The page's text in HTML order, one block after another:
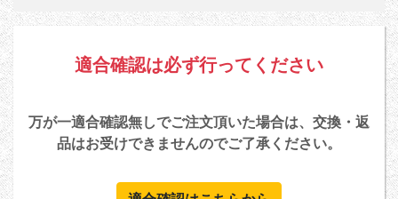
適合確認は必ず行ってください
万が一適合確認無しでご注文頂いた場合は、交換・返
品はお受けできませんのでご了承ください。